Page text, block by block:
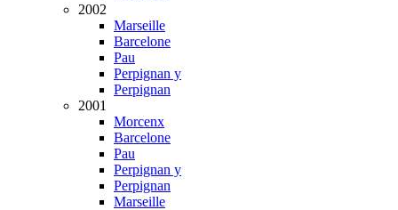
2002
Marseille
Barcelone
Pau
Perpignan y
Perpignan
2001
Morcenx
Barcelone
Pau
Perpignan y
Perpignan
Marseille